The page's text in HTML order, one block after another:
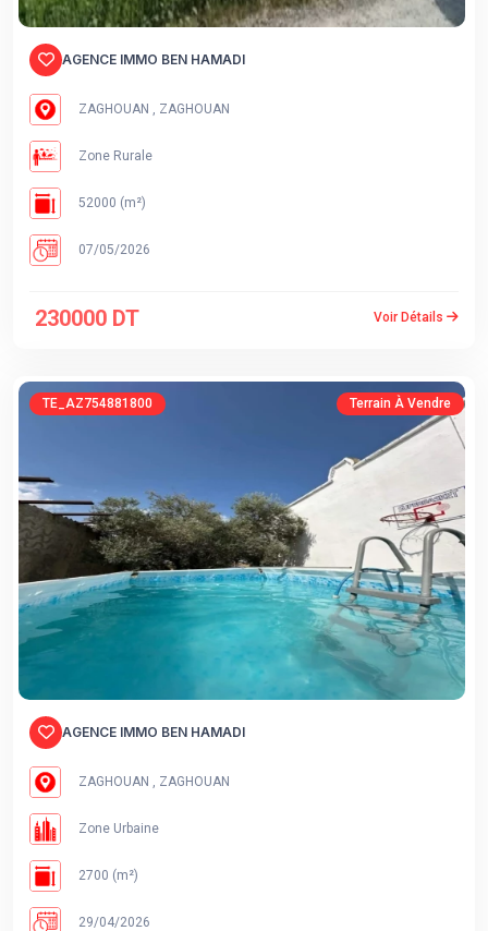
AGENCE IMMO BEN HAMADI
ZAGHOUAN , ZAGHOUAN
Zone Rurale
52000 (m²)
07/05/2026
230000 DT Voir Détails
TE_AZ754881800 Terrain À Vendre
AGENCE IMMO BEN HAMADI
ZAGHOUAN , ZAGHOUAN
Zone Urbaine
2700 (m²)
29/04/2026